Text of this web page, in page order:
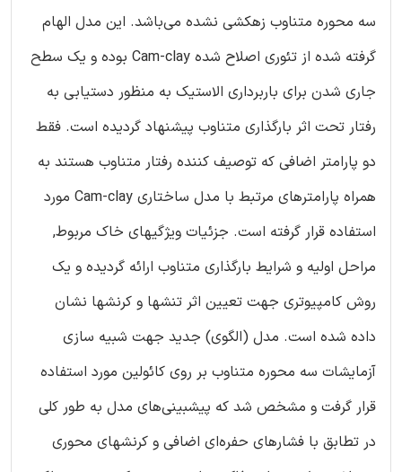
سه محوره متناوب زهکشی نشده می‌باشد. این مدل الهام
گرفته شده از تئوری اصلاح شده Cam-clay بوده و یک سطح
جاری شدن برای باربرداری الاستیک به منظور دستیابی به
رفتار تحت اثر بارگذاری متناوب پیشنهاد گردیده است. فقط
دو پارامتر اضافی که توصیف کننده رفتار متناوب هستند به
همراه پارامترهای مرتبط با مدل ساختاری Cam-clay مورد
استفاده قرار گرفته است. جزئیات ویژگیهای خاک مربوط,
مراحل اولیه و شرایط بارگذاری متناوب ارائه گردیده و یک
روش کامپیوتری جهت تعیین اثر تنشها و کرنشها نشان
داده شده است. مدل (الگوی) جدید جهت شبیه سازی
آزمایشات سه محوره متناوب بر روی کائولین مورد استفاده
قرار گرفت و مشخص شد که پیشبینی‌های مدل به طور کلی
در تطابق با فشارهای حفره‌ای اضافی و کرنشهای محوری